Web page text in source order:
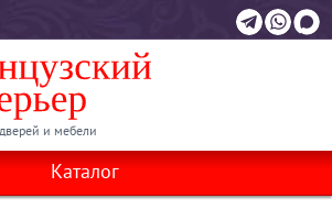
и мебели
Каталог